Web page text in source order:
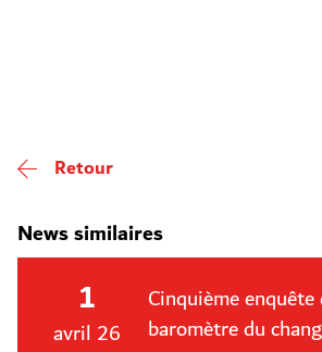
Retour
News similaires
1
avril 26
Cinquième enquête
baromètre du